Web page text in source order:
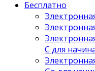
Бесплатно
C для